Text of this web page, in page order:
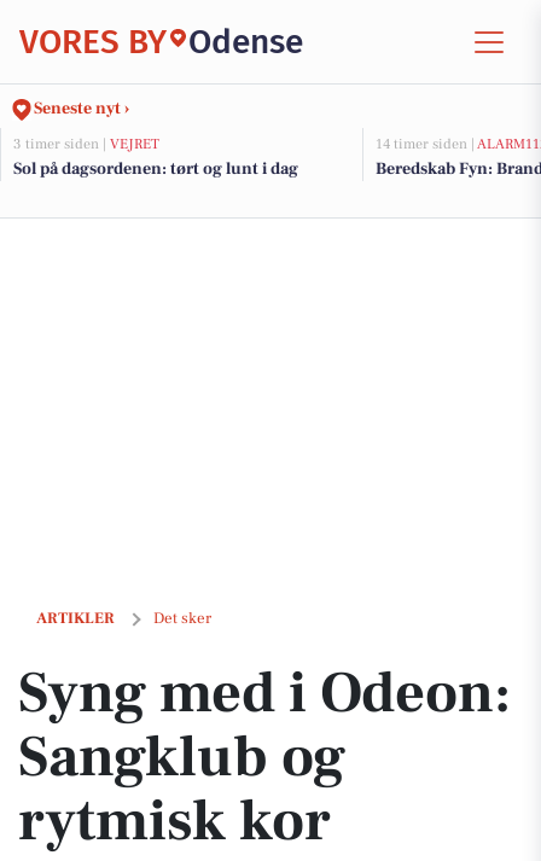
VORES BY Odense
Seneste nyt ›
3 timer siden | VEJRET
Sol på dagsordenen: tørt og lunt i dag
14 timer siden |
Beredskab Fyn:
ARTIKLER Det sker
Syng med i Odeon: Sangklub og rytmisk kor
Syng med i Odeon:
Sangklub og
rytmisk kor